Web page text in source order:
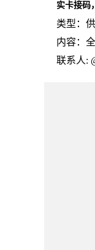
实卡接码
类型：
内容：
联系人: